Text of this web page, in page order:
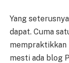
Yang
dapat. Cuma
mempraktikkan
mesti ada blog